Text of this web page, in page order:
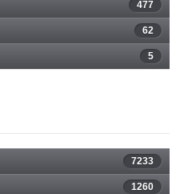
477
62
5
7233
1260